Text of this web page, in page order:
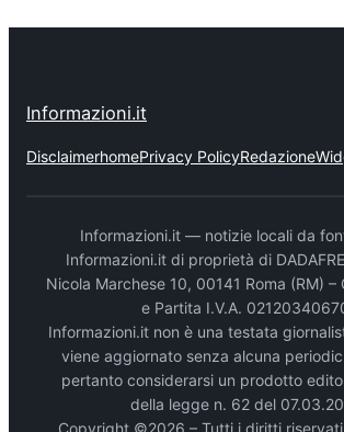
Informazioni.it
DisclaimerhomePrivacy PolicyRedazione
Informazioni.it — notizie locali da
Informazioni.it di proprietà di
Nicola Marchese 10, 00141 Roma (RM) –
e Partita I.V.A.
Informazioni.it non è una testata
viene aggiornato senza alcuna
pertanto considerarsi un prodotto
della legge n. 62 del
Copyright ©2026 – Tutti i diritti